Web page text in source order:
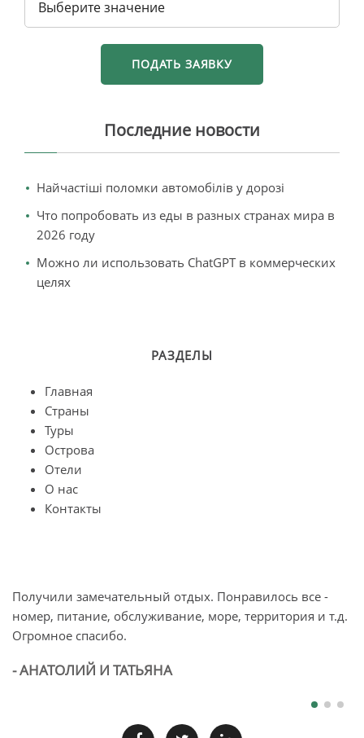
Последние новости
Найчастіші поломки автомобілів у дорозі
Что попробовать из еды в разных странах мира в
2026 году
Можно ли использовать ChatGPT в коммерческих
целях
РАЗДЕЛЫ
Главная
Страны
Туры
Острова
Отели
О нас
Контакты
Получили замечательный отдых. Понравилось все -
номер, питание, обслуживание, море, территория и т.д.
Огромное спасибо.
- АНАТОЛИЙ И ТАТЬЯНА